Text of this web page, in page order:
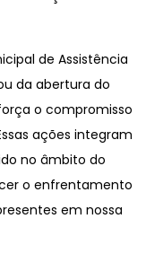
de Assistência
da abertura do
o compromisso
ações integram
no âmbito do
o enfrentamento
em nossa